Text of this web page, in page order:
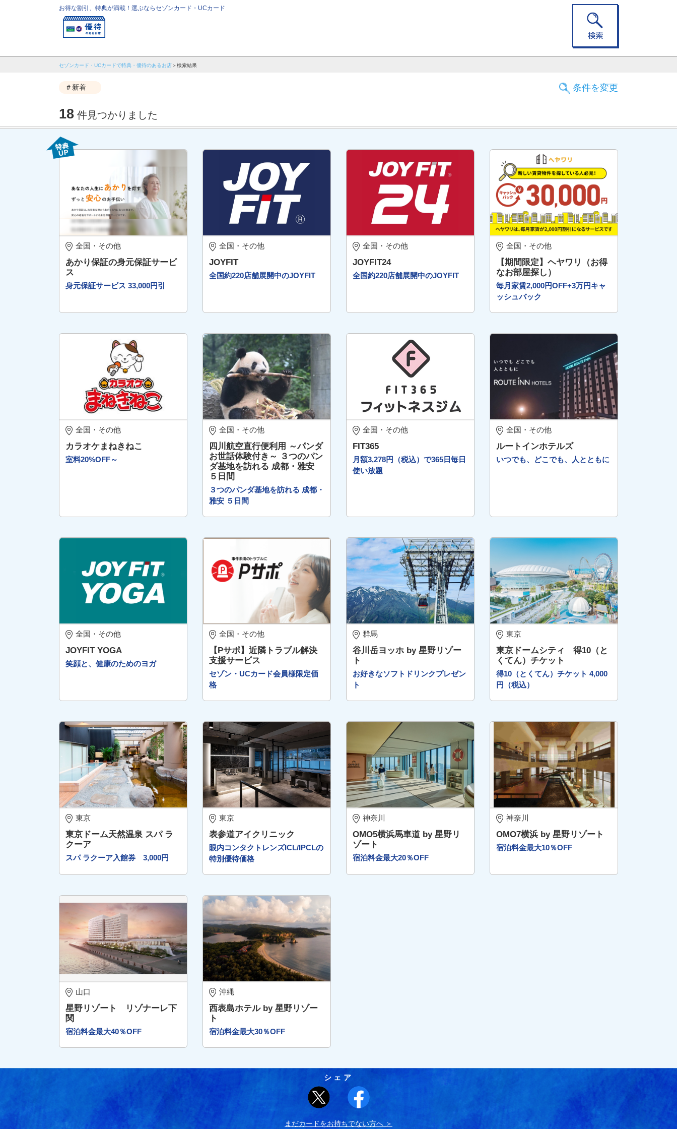
お得な割引、特典が満載！選ぶならセゾンカード・UCカード
セゾンカード・UCカードで特典・優待のあるお店 検索結果
＃新着 条件を変更
18 件見つかりました
全国・その他
あかり保証の身元保証サービ
ス
身元保証サービス 33,000円引
全国・その他
JOYFIT
全国約220店舗展開中のJOYFIT
全国・その他
JOYFIT24
全国約220店舗展開中のJOYFIT
全国・その他
【期間限定】ヘヤワリ（お得
なお部屋探し）
毎月家賃2,000円OFF+3万円キャ
ッシュバック
全国・その他
カラオケまねきねこ
室料20%OFF～
全国・その他
四川航空直行便利用 ～パンダ
お世話体験付き～ ３つのパン
ダ基地を訪れる 成都・雅安
５日間
３つのパンダ基地を訪れる 成都・
雅安 ５日間
全国・その他
FIT365
月額3,278円（税込）で365日毎日
使い放題
全国・その他
ルートインホテルズ
いつでも、どこでも、人とともに
全国・その他
JOYFIT YOGA
笑顔と、健康のためのヨガ
全国・その他
【Pサポ】近隣トラブル解決
支援サービス
セゾン・UCカード会員様限定価
格
群馬
谷川岳ヨッホ by 星野リゾー
ト
お好きなソフトドリンクプレゼン
ト
東京
東京ドームシティ 得10（と
くてん）チケット
得10（とくてん）チケット 4,000
円（税込）
東京
東京ドーム天然温泉 スパ ラ
クーア
スパ ラクーア入館券 3,000円
東京
表参道アイクリニック
眼内コンタクトレンズICL/IPCLの
特別優待価格
神奈川
OMO5横浜馬車道 by 星野リ
ゾート
宿泊料金最大20％OFF
神奈川
OMO7横浜 by 星野リゾート
宿泊料金最大10％OFF
山口
星野リゾート リゾナーレ下
関
宿泊料金最大40％OFF
沖縄
西表島ホテル by 星野リゾー
ト
宿泊料金最大30％OFF
シェア
まだカードをお持ちでない⽅へ